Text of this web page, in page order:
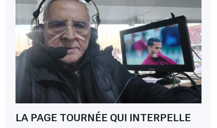
LA PAGE TOURNÉE QUI INTERPELLE